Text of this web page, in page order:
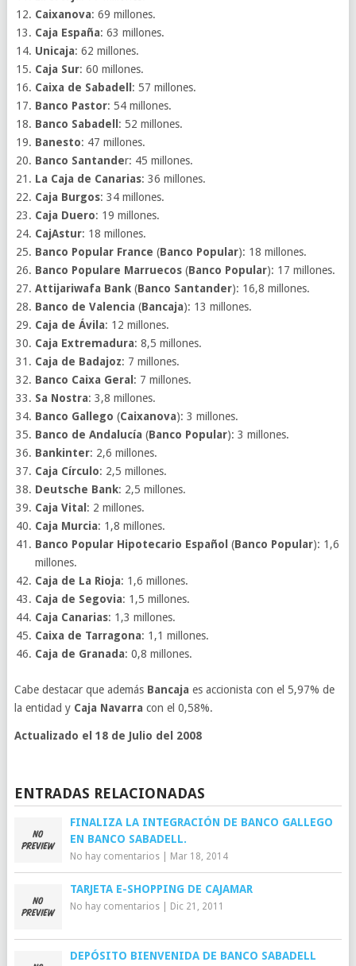
Caixanova: 69 millones.
Caja España: 63 millones.
Unicaja: 62 millones.
Caja Sur: 60 millones.
Caixa de Sabadell : 57 millones.
Banco Pastor: 54 millones.
Banco Sabadell : 52 millones.
Banesto: 47 millones.
Banco Santander: 45 millones.
La Caja de Canarias: 36 millones.
Caja Burgos: 34 millones.
Caja Duero: 19 millones.
CajAstur: 18 millones.
Banco Popular France (Banco Popular): 18 millones.
Banco Populare Marruecos (Banco Popular): 17 millones.
Attijariwafa Bank (Banco Santander): 16,8 millones.
Banco de Valencia (Bancaja): 13 millones.
Caja de Ávila: 12 millones.
Caja Extremadura: 8,5 millones.
Caja de Badajoz: 7 millones.
Banco Caixa Geral : 7 millones.
Sa Nostra: 3,8 millones.
Banco Gallego (Caixanova): 3 millones.
Banco de Andalucía (Banco Popular): 3 millones.
Bankinter: 2,6 millones.
Caja Círculo: 2,5 millones.
Deutsche Bank: 2,5 millones.
Caja Vital : 2 millones.
Caja Murcia: 1,8 millones.
Banco Popular Hipotecario Español (Banco Popular): 1,6
millones.
Caja de La Rioja: 1,6 millones.
Caja de Segovia: 1,5 millones.
Caja Canarias: 1,3 millones.
Caixa de Tarragona: 1,1 millones.
Caja de Granada: 0,8 millones.
Cabe destacar que además Bancaja es accionista con el 5,97% de
la entidad y Caja Navarra con el 0,58%.
Actualizado el 18 de Julio del 2008
ENTRADAS RELACIONADAS
FINALIZA LA INTEGRACIÓN DE BANCO GALLEGO
EN BANCO SABADELL.
No hay comentarios| Mar 18, 2014
TARJETA E-SHOPPING DE CAJAMAR
No hay comentarios| Dic 21, 2011
DEPÓSITO BIENVENIDA DE BANCO SABADELL